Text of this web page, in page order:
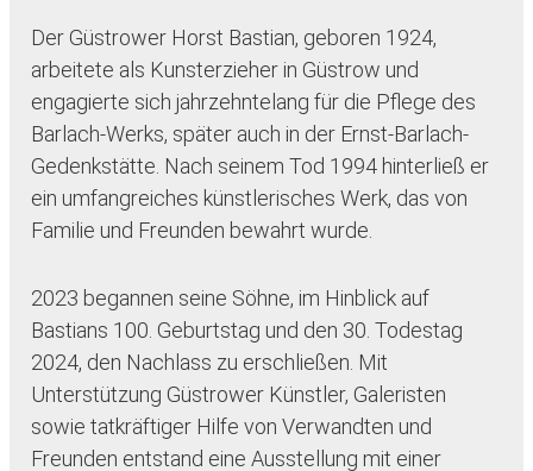
Der Güstrower Horst Bastian, geboren 1924,
arbeitete als Kunsterzieher in Güstrow und
engagierte sich jahrzehntelang für die Pflege des
Barlach-Werks, später auch in der Ernst-Barlach-
Gedenkstätte. Nach seinem Tod 1994 hinterließ er
ein umfangreiches künstlerisches Werk, das von
Familie und Freunden bewahrt wurde.
2023 begannen seine Söhne, im Hinblick auf
Bastians 100. Geburtstag und den 30. Todestag
2024, den Nachlass zu erschließen. Mit
Unterstützung Güstrower Künstler, Galeristen
sowie tatkräftiger Hilfe von Verwandten und
Freunden entstand eine Ausstellung mit einer